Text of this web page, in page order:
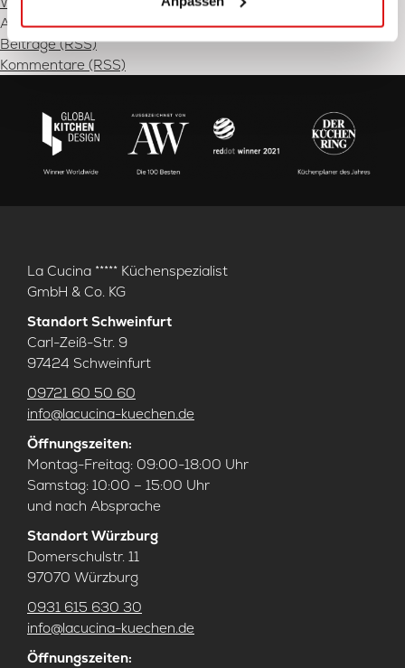
Abonieren
Beiträge (RSS)
Kommentare (RSS)
La Cucina ***** Küchenspezialist
GmbH & Co. KG
Standort Schweinfurt
Carl-Zeiß-Str. 9
97424 Schweinfurt
09721 60 50 60
info@lacucina-kuechen.de
Öffnungszeiten:
Montag-Freitag: 09:00-18:00 Uhr
Samstag: 10:00 – 15:00 Uhr
und nach Absprache
Standort Würzburg
Domerschulstr. 11
97070 Würzburg
0931 615 630 30
info@lacucina-kuechen.de
Öffnungszeiten: